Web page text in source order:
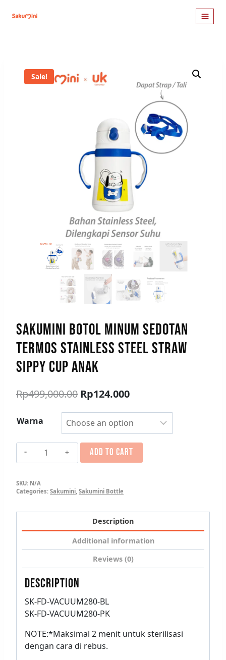
Sale!
SAKUMINI BOTOL MINUM SEDOTAN
TERMOS STAINLESS STEEL STRAW
SIPPY CUP ANAK
Rp499,000.00 Rp124.000
Warna
ADD TO CART
SKU: N/A
Categories: Sakumini, Sakumini Bottle
Description
Additional information
Reviews (0)
DESCRIPTION
SK-FD-VACUUM280-BL
SK-FD-VACUUM280-PK
NOTE:*Maksimal 2 menit untuk sterilisasi
dengan cara di rebus.